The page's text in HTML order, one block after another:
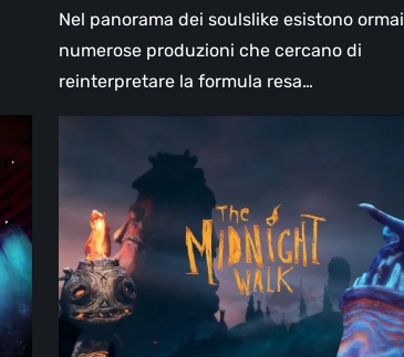
Nel panorama dei soulslike esistono ormai
numerose produzioni che cercano di
reinterpretare la formula resa…
recensione:
una
malinconica
fiaba